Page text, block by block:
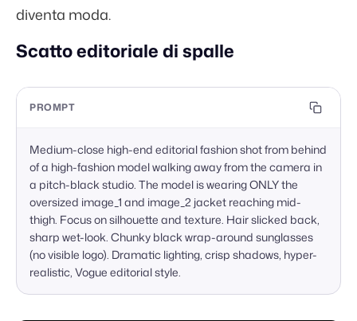
diventa moda.
Scatto editoriale di spalle
PROMPT
Medium-close high-end editorial fashion shot from behind
of a high-fashion model walking away from the camera in
a pitch-black studio. The model is wearing ONLY the
oversized image_1 and image_2 jacket reaching mid-
thigh. Focus on silhouette and texture. Hair slicked back,
sharp wet-look. Chunky black wrap-around sunglasses
(no visible logo). Dramatic lighting, crisp shadows, hyper-
realistic, Vogue editorial style.